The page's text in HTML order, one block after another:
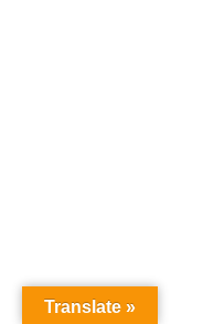
Translate »